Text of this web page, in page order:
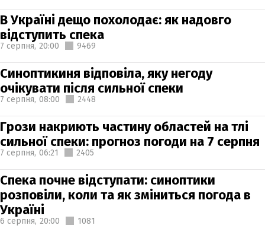
В Україні дещо похолодає: як надовго
відступить спека
7 серпня, 20:00 9469
Синоптикиня відповіла, яку негоду
очікувати після сильної спеки
7 серпня, 08:00 2448
Грози накриють частину областей на тлі
сильної спеки: прогноз погоди на 7 серпня
7 серпня, 06:21 2405
Спека почне відступати: синоптики
розповіли, коли та як зміниться погода в
Україні
6 серпня, 20:00 1081